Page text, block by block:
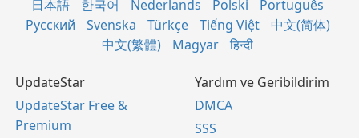
日本語
한국어 Nederlands Polski
Português
Русский
Svenska Türkçe Tiếng Việt
中文(简体)
中文(繁體)
Magyar हिन्दी
UpdateStar
UpdateStar Free &
Premium
Yardım ve Geribildirim
DMCA
SSS